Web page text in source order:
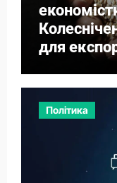
для
Політика